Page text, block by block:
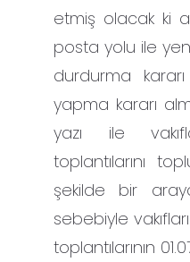
etmiş olacak ki
posta yolu ile
durdurma
yapma kararı
yazı ile
toplantılarını
şekilde bir
sebebiyle
toplantılarının